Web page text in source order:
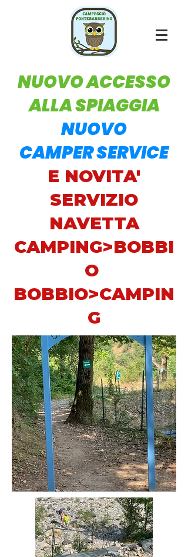
NUOVO ACCESSO
ALLA SPIAGGIA
NUOVO
CAMPER SERVICE
E NOVITA'
SERVIZIO
NAVETTA
CAMPING>BOBBI
O
BOBBIO>CAMPIN
G